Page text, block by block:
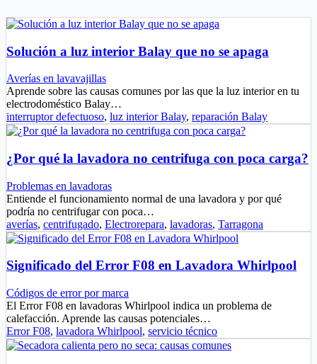
Solución a luz interior Balay que no se apaga
Averías en lavavajillas
Aprende sobre las causas comunes por las que la luz interior en tu
electrodoméstico Balay…
interruptor defectuoso, luz interior Balay, reparación Balay
¿Por qué la lavadora no centrifuga con poca carga?
Problemas en lavadoras
Entiende el funcionamiento normal de una lavadora y por qué
podría no centrifugar con poca…
averías, centrifugado, Electrorepara, lavadoras, Tarragona
Significado del Error F08 en Lavadora Whirlpool
Códigos de error por marca
El Error F08 en lavadoras Whirlpool indica un problema de
calefacción. Aprende las causas potenciales…
Error F08, lavadora Whirlpool, servicio técnico